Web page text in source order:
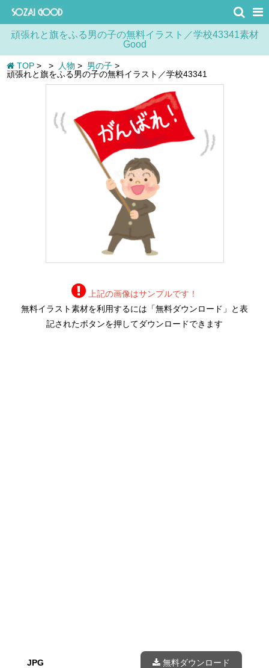
頑張れと旗をふる男の子の無料イラスト／学校43341素材
Good
TOP > > 人物 > 男の子 >
頑張れと旗をふる男の子の無料イラスト／学校43341
上記の画像はサンプルです！
無料イラスト素材を利用するには「無料ダウンロード」と表
記されたボタンを押してダウンロードできます
JPG 無料ダウンロード